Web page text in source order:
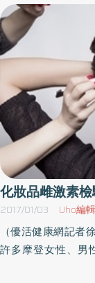
的疏泄，氣機便能
舒暢起來，才有健
鬆.為了診斷骨質疏
查。脊椎和股關節
度一定程度（T值介
為負2.5以下）就
（女性荷爾蒙）濃
先戒了維他命再說
開始變稀疏。更年
為雌激素的消退，
鍵 益氣養身顧頭皮
療都宣稱對於生髮
加辣椒抹頭皮。事
源頭顧好，想要烏
保養皮膚有神奇
沒。禧元堂公關經
頭髮變得較烏黑亮
蛋白質，經由長時
也變得烏黑又健康
富的表皮生長因子
滋陰潤燥，燕窩中
或缺的微量元素，
要選擇。更年期女
化妝品雌激素
2017/01/03 Uho編
（優活健康網記者
許多摩登女性、男